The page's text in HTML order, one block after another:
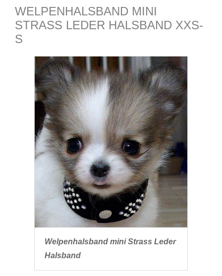
WELPENHALSBAND MINI
STRASS LEDER HALSBAND XXS-
S
Welpenhalsband mini Strass Leder
Halsband